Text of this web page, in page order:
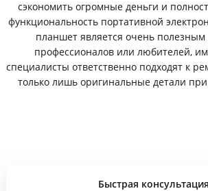
сэкономить огромные деньги и
функциональность портативной
планшет является очень полезным
профессионалов или любителей,
специалисты ответственно подходят к
только лишь оригинальные детали
Быстрая консультация